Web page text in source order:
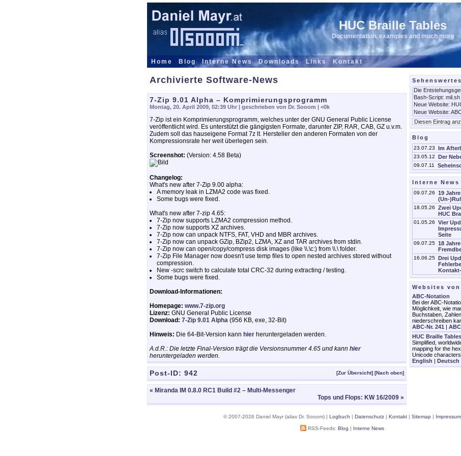
HUC Braille Tables
Documentation, examples and much more
Home Blog Interne News Downloads Links Kontakt
Archivierte Software-News
7-Zip 9.01 Alpha – Komprimierungsprogramm
Montag, 20. April 2009, 02:39 Uhr | geschrieben von Dr. Sooom | <0k
7-Zip ist ein Komprimierungsprogramm, welches unter der GNU General Public License
veröffentlicht wird. Es unterstützt die gängigsten Formate, darunter ZIP, RAR, CAB, GZ u.v.m.
Zudem soll das hauseigene Format 7z lt. Hersteller den anderen Formaten von der
Kompressionsrate her weit überlegen sein.
Screenshot: (Version: 4.58 Beta)
Changelog:
What's new after 7-Zip 9.00 alpha:
A memory leak in LZMA2 code was fixed.
Some bugs were fixed.
What's new after 7-zip 4.65:
7-Zip now supports LZMA2 compression method.
7-Zip now supports XZ archives.
7-Zip now can unpack NTFS, FAT, VHD and MBR archives.
7-Zip now can unpack GZip, BZip2, LZMA, XZ and TAR archives from stdin.
7-Zip now can open/copy/compress disk images (like \\.\c:) from \\.\ folder.
7-Zip File Manager now doesn't use temp files to open nested archives stored without
compression.
New -scrc switch to calculate total CRC-32 during extracting / testing.
Some bugs were fixed.
Download-Informationen:
Homepage: www.7-zip.org
Lizenz: GNU General Public License
Download: 7-Zip 9.01 Alpha (956 KB, exe, 32-Bit)
Hinweis: Die 64-Bit-Version kann hier heruntergeladen werden.
A.d.R.: Die letzte Final-Version trägt die Versionsnummer 4.65 und kann hier
heruntergeladen werden.
[Zur Übersicht] [Nach oben]
Post-ID: 942
« Miranda IM 0.8.0 RC1 Build #2 – Multi-Messenger
Tops und Flops: KW 16/2009 »
Sehenswertes
Blog
23.07.23 Im
23.05.12 Der
09.07.11
Interne News
09.07.26
19
(Un-
18.05.26
Zwei
HUC
01.05.26
Vier
Seite
09.07.25 18
16.06.25 Drei
Websites von
ABC-Notation
Bei der ABC-
Möglichkeit, wie
Buchstaben,
niederschreiben
ABC-Nr. 241 |
HUC Braille Tables
Simplified,
mapping for the
Unicode characters
English | Deutsch
© 2007-2026 Daniel Mayr (alias Dr. Sooom) | Logbuch | Datenschutz| Kontakt| Sitemap | Impressum
RSS-Feeds: Blog | Interne News